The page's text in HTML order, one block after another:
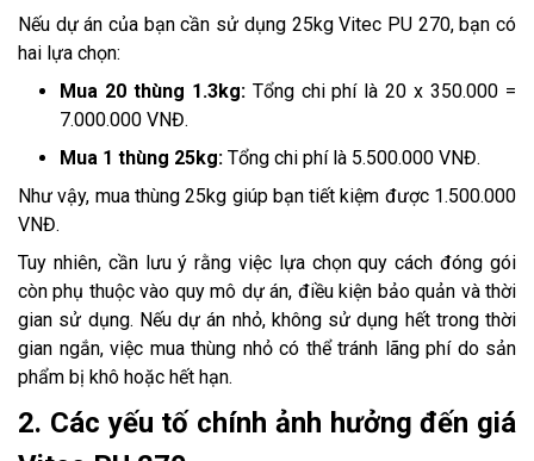
Nếu dự án của bạn cần sử dụng 25kg Vitec PU 270, bạn có
hai lựa chọn:
Mua 20 thùng 1.3kg:Tổng chi phí là 20 x 350.000 =
7.000.000 VNĐ.
Mua 1 thùng 25kg: Tổng chi phí là 5.500.000 VNĐ.
Như vậy, mua thùng 25kg giúp bạn tiết kiệm được 1.500.000
VNĐ.
Tuy nhiên, cần lưu ý rằng việc lựa chọn quy cách đóng gói
còn phụ thuộc vào quy mô dự án, điều kiện bảo quản và thời
gian sử dụng. Nếu dự án nhỏ, không sử dụng hết trong thời
gian ngắn, việc mua thùng nhỏ có thể tránh lãng phí do sản
phẩm bị khô hoặc hết hạn.
2. Các yếu tố chính ảnh hưởng đến giá